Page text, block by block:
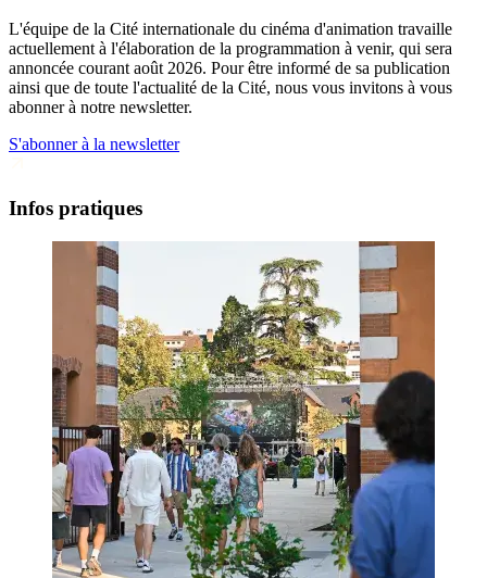
L'équipe de la Cité internationale du cinéma d'animation travaille
actuellement à l'élaboration de la programmation à venir, qui sera
annoncée courant août 2026. Pour être informé de sa publication
ainsi que de toute l'actualité de la Cité, nous vous invitons à vous
abonner à notre newsletter.
S'abonner à la newsletter
Infos pratiques